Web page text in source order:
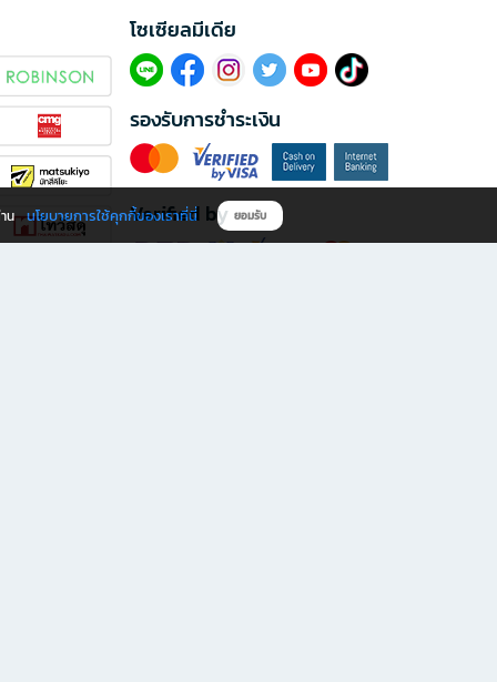
โซเซียลมีเดีย​
รองรับการชำระเงิน
Verified by
น นโยบายการใช้คุกกี้ของเราที่นี่ ยอมรับ